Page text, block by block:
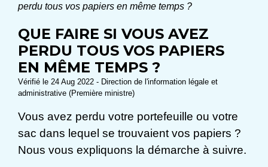
perdu tous vos papiers en même temps ?
QUE FAIRE SI VOUS AVEZ
PERDU TOUS VOS PAPIERS
EN MÊME TEMPS ?
Vérifié le 24 Aug 2022 - Direction de l'information légale et
administrative (Première ministre)
Vous avez perdu votre portefeuille ou votre
sac dans lequel se trouvaient vos papiers ?
Nous vous expliquons la démarche à suivre.